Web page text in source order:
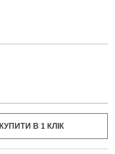
КУПИТИ В 1 КЛIК